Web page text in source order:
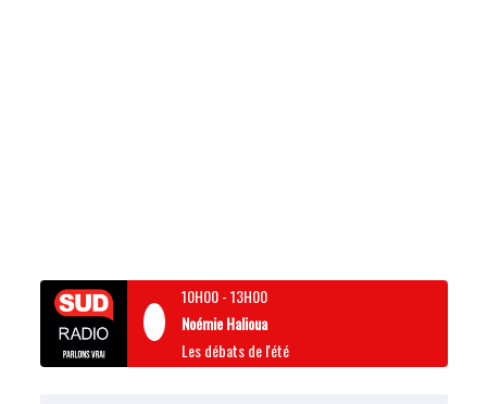
10H00-13H00
Noémie Halioua
Les débats de l'été